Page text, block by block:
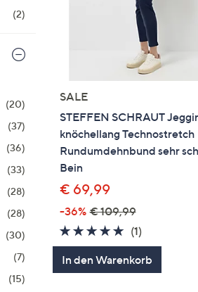
(2)
(20)
(37)
(36)
(33)
(28)
(28)
(30)
(7)
(15)
SALE
STEFFEN SCHRAUT
knöchellang Technostretch
Rundumdehnbund sehr
Bein
€ 69,99
-36% € 109,99
5.0
von
5
(1)1
In den Warenkorb